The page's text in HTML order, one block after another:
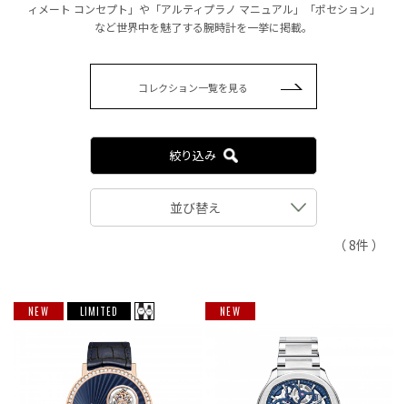
ィメート コンセプト」や「アルティプラノ マニュアル」「ポセション」
など世界中を魅了する腕時計を一挙に掲載。
コレクション一覧を見る
絞り込み
並び替え
（ 8件 ）
NEW LIMITED NEW